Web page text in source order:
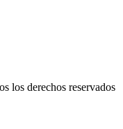
los derechos reservados